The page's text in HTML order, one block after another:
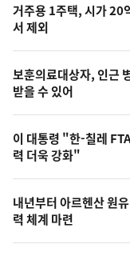
늘
의
영
상
오
늘
사
진
거주용 1주택, 시가 20
서 제외
보훈의료대상자, 인근
받을 수 있어
이 대통령 "한-칠레
력 더욱 강화"
내년부터 아르헨산 원
력 체계 마련